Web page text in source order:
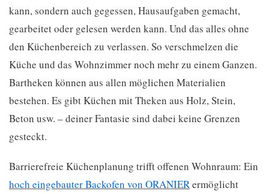
kann, sondern auch gegessen, Hausaufgaben gemacht,
gearbeitet oder gelesen werden kann. Und das alles ohne
den Küchenbereich zu verlassen. So verschmelzen die
Küche und das Wohnzimmer noch mehr zu einem Ganzen.
Bartheken können aus allen möglichen Materialien
bestehen. Es gibt Küchen mit Theken aus Holz, Stein,
Beton usw. – deiner Fantasie sind dabei keine Grenzen
gesteckt.
Barrierefreie Küchenplanung trifft offenen Wohnraum: Ein
hoch eingebauter Backofen von ORANIERermöglicht